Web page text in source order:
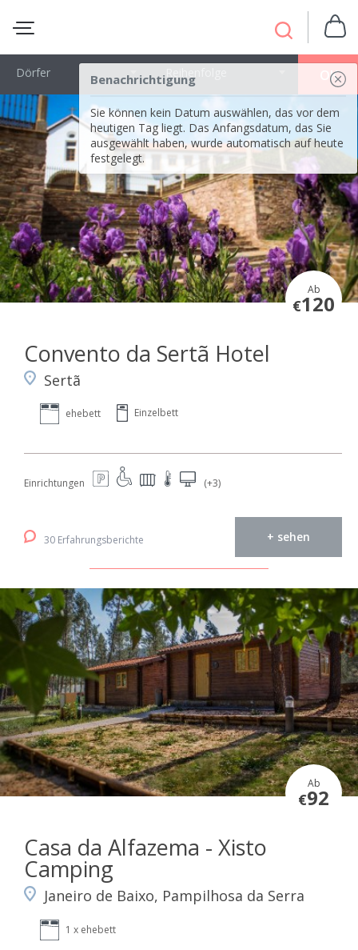
Benachrichtigung
Sie können kein Datum auswählen, das vor dem
heutigen Tag liegt. Das Anfangsdatum, das Sie
ausgewählt haben, wurde automatisch auf heute
festgelegt.
OK
Dörfer
Ab
€120
Convento da Sertã Hotel
Sertã
ehebett Einzelbett
Einrichtungen (+3)
30 Erfahrungsberichte + sehen
Ab
€92
Casa da Alfazema - Xisto
Camping
Janeiro de Baixo, Pampilhosa da Serra
1 x ehebett